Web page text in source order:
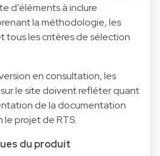
d’éléments à inclure
la méthodologie, les
tous les critères de sélection
en consultation, les
le site doivent refléter quant
de la documentation
projet de RTS.
du produit